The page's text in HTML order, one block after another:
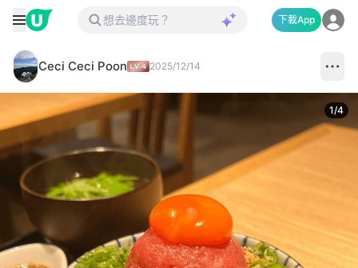
下載App
Ceci Ceci Poon 2025/12/14
1/4